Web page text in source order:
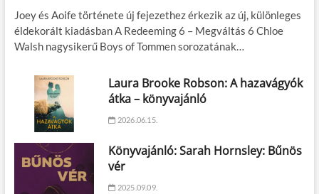
Joey és Aoife története új fejezethez érkezik az új, különleges
éldekorált kiadásban A Redeeming 6 – Megváltás 6 Chloe
Walsh nagysikerű Boys of Tommen sorozatának…
Laura Brooke Robson: A hazavágyók
átka – könyvajánló
2026.06.15.
Könyvajánló: Sarah Hornsley: Bűnös
vér
2025.09.09.